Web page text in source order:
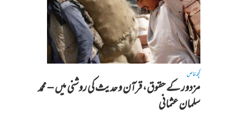
کچھ خاص
مزدور کے حقوق، قرآن و حدیث کی روشنی میں – محمد
سلمان عثمانی